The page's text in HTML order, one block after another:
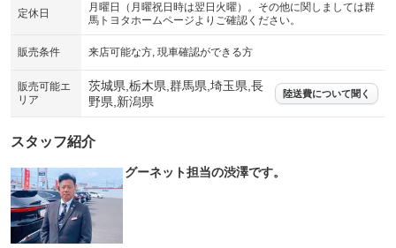
定休日
月曜日（月曜祝日時は翌日火曜）。その他に関しましては群
馬トヨタホームページよりご確認ください。
販売条件 来店可能な方, 現車確認ができる方
販売可能エ
リア
茨城県,栃木県,群馬県,埼玉県,長
野県,新潟県
陸送費について聞く
スタッフ紹介
グーネット担当の渋澤です。